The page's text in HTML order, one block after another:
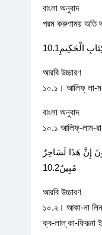
বাংলা অনুবাদ
পরম করুণাময় অতি
الْحَكِيمِ10.1
আরবি উচ্চারণ
১০.১। আলিফ্ লা-ম-
বাংলা অনুবাদ
১০.১ আলিফ্-লাম-
إِنَّ هَذَا لَسَاحِرٌ
مُبِينٌ10.2
আরবি উচ্চারণ
১০.২। আকা-না
ক্ব-লাল্ কা-ফিরূনা